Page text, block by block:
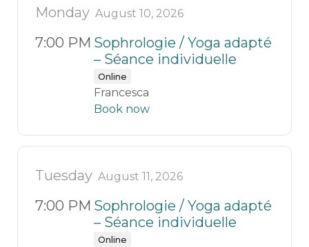
Monday August 10, 2026
7:00 PM Sophrologie / Yoga adapté
– Séance individuelle
Online
Francesca
Book now
Tuesday August 11, 2026
7:00 PM Sophrologie / Yoga adapté
– Séance individuelle
Online